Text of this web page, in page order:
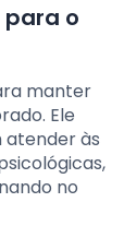
o
manter
Ele
atender às
no